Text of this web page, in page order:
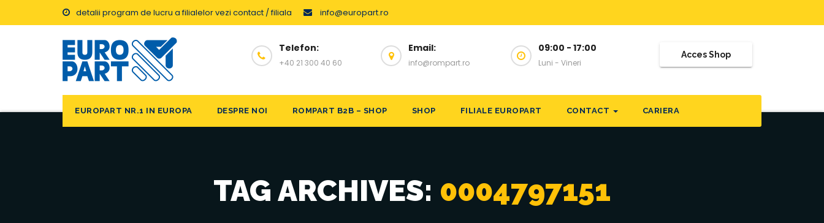
detalii program de lucru a filialelor vezi contact / filiala info@europart.ro
Telefon:
+40 21 300 40 60
Email:
info@rompart.ro
09:00 - 17:00
Luni - Vineri
Acces Shop
EUROPART NR.1 IN EUROPA DESPRE NOI ROMPART B2B – SHOP SHOP FILIALE EUROPART CONTACT CARIERA
TAG ARCHIVES: 0004797151